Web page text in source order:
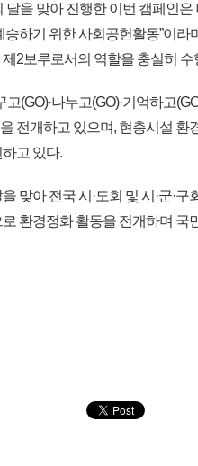
달을 맞아 진행한 이번 캠페인
하기 위한 사회공헌활동”이라
2보루로서의 역할을 충실히 수
고(GO)·나누고(GO)·기억하고
전개하고 있으며, 현충시설 환
고 있다.
맞아 전국 시·도회 및 시·군·
환경정화 활동을 전개하며 국